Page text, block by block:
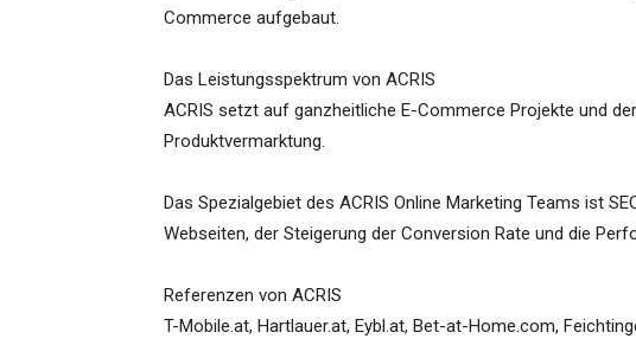
Commerce aufgebaut.
Das Leistungsspektrum von ACRIS
ACRIS setzt auf ganzheitliche E-Commerce Projekte und
Produktvermarktung.
Das Spezialgebiet des ACRIS Online Marketing Teams ist
Webseiten, der Steigerung der Conversion Rate und die
Referenzen von ACRIS
T-Mobile.at, Hartlauer.at, Eybl.at, Bet-at-Home.com,